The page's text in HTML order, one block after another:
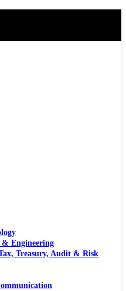
& Engineering
Treasury, Audit & Risk